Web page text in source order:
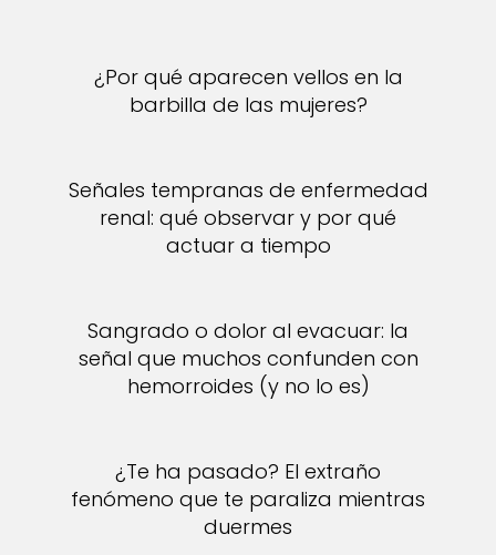
¿Por qué aparecen vellos en la
barbilla de las mujeres?
Señales tempranas de enfermedad
renal: qué observar y por qué
actuar a tiempo
Sangrado o dolor al evacuar: la
señal que muchos confunden con
hemorroides (y no lo es)
¿Te ha pasado? El extraño
fenómeno que te paraliza mientras
duermes